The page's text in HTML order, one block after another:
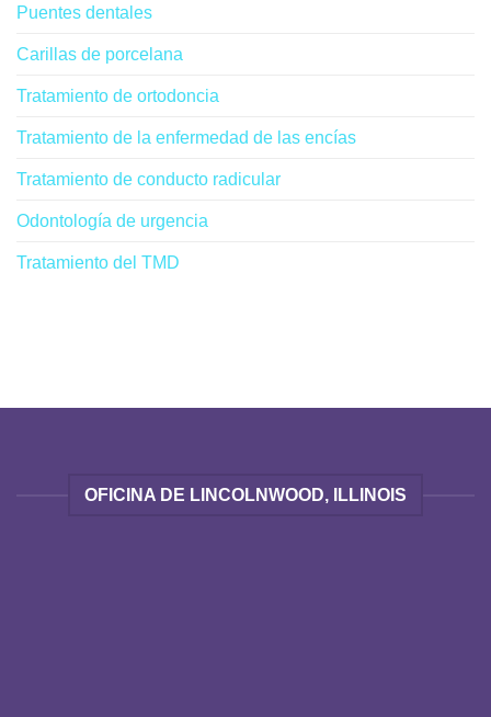
Puentes dentales
Carillas de porcelana
Tratamiento de ortodoncia
Tratamiento de la enfermedad de las encías
Tratamiento de conducto radicular
Odontología de urgencia
Tratamiento del TMD
OFICINA DE LINCOLNWOOD, ILLINOIS